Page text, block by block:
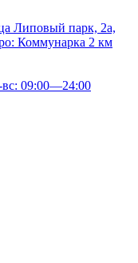
Липовый парк, 2а,
Коммунарка 2 км
09:00—24:00